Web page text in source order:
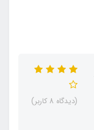
(دیدگاه 8 کاربر)